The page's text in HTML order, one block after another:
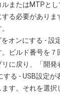
またはMTPと
する必要があり
オンにする - 設
。ビルド番号を
に戻り、「開発
する - USB設定が
す。それを選択